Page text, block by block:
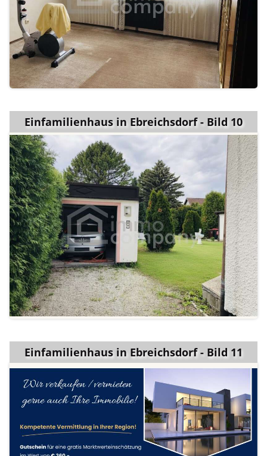
Einfamilienhaus in Ebreichsdorf - Bild 10
Einfamilienhaus in Ebreichsdorf - Bild 11